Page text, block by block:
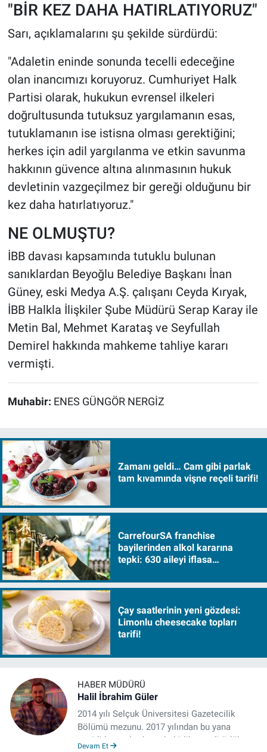
"BİR KEZ DAHA HATIRLATIYORUZ"
Sarı, açıklamalarını şu şekilde sürdürdü:
"Adaletin eninde sonunda tecelli edeceğine
olan inancımızı koruyoruz. Cumhuriyet Halk
Partisi olarak, hukukun evrensel ilkeleri
doğrultusunda tutuksuz yargılamanın esas,
tutuklamanın ise istisna olması gerektiğini;
herkes için adil yargılanma ve etkin savunma
hakkının güvence altına alınmasının hukuk
devletinin vazgeçilmez bir gereği olduğunu bir
kez daha hatırlatıyoruz."
NE OLMUŞTU?
İBB davası kapsamında tutuklu bulunan
sanıklardan Beyoğlu Belediye Başkanı İnan
Güney, eski Medya A.Ş. çalışanı Ceyda Kıryak,
İBB Halkla İlişkiler Şube Müdürü Serap Karay ile
Metin Bal, Mehmet Karataş ve Seyfullah
Demirel hakkında mahkeme tahliye kararı
vermişti.
Muhabir: ENES GÜNGÖR NERGİZ
Zamanı geldi… Cam gibi parlak
tam kıvamında vişne reçeli tarifi!
CarrefourSA franchise
bayilerinden alkol kararına
tepki: 630 aileyi iflasa
Çay saatlerinin yeni gözdesi:
Limonlu cheesecake topları
tarifi!
HABER MÜDÜRÜ
Halil İbrahim Güler
2014 yılı Selçuk Üniversitesi Gazetecilik
Bölümü mezunu. 2017 yılından bu yana
çeşitli kurumlarda muhabirlik ve editörlük
Devam Et